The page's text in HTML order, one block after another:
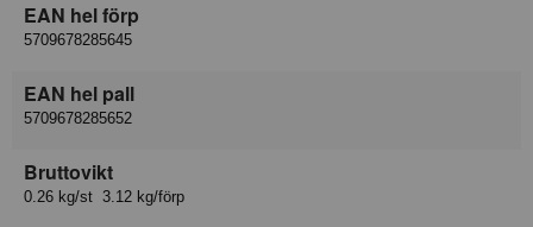
EAN hel förp
5709678285645
EAN hel pall
5709678285652
Bruttovikt
0.26 kg/st 3.12 kg/förp